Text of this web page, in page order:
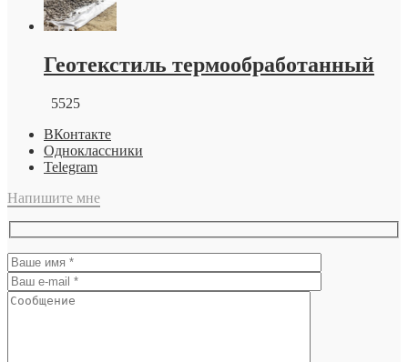
Геотекстиль термообработанный
5525
ВКонтакте
Одноклассники
Telegram
Напишите мне